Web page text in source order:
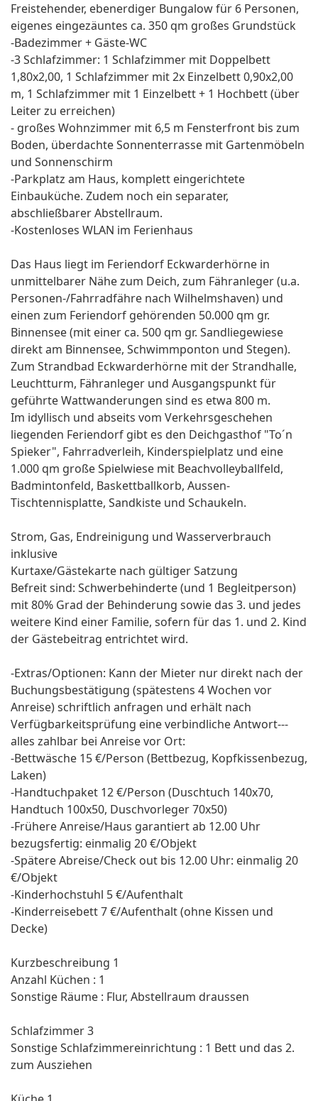
Freistehender, ebenerdiger Bungalow für 6 Personen,
eigenes eingezäuntes ca. 350 qm großes Grundstück
-Badezimmer + Gäste-WC
-3 Schlafzimmer: 1 Schlafzimmer mit Doppelbett
1,80x2,00, 1 Schlafzimmer mit 2x Einzelbett 0,90x2,00
m, 1 Schlafzimmer mit 1 Einzelbett + 1 Hochbett (über
Leiter zu erreichen)
- großes Wohnzimmer mit 6,5 m Fensterfront bis zum
Boden, überdachte Sonnenterrasse mit Gartenmöbeln
und Sonnenschirm
-Parkplatz am Haus, komplett eingerichtete
Einbauküche. Zudem noch ein separater,
abschließbarer Abstellraum.
-Kostenloses WLAN im Ferienhaus
Das Haus liegt im Feriendorf Eckwarderhörne in
unmittelbarer Nähe zum Deich, zum Fähranleger (u.a.
Personen-/Fahrradfähre nach Wilhelmshaven) und
einen zum Feriendorf gehörenden 50.000 qm gr.
Binnensee (mit einer ca. 500 qm gr. Sandliegewiese
direkt am Binnensee, Schwimmponton und Stegen).
Zum Strandbad Eckwarderhörne mit der Strandhalle,
Leuchtturm, Fähranleger und Ausgangspunkt für
geführte Wattwanderungen sind es etwa 800 m.
Im idyllisch und abseits vom Verkehrsgeschehen
liegenden Feriendorf gibt es den Deichgasthof "To´n
Spieker", Fahrradverleih, Kinderspielplatz und eine
1.000 qm große Spielwiese mit Beachvolleyballfeld,
Badmintonfeld, Baskettballkorb, Aussen-
Tischtennisplatte, Sandkiste und Schaukeln.
Strom, Gas, Endreinigung und Wasserverbrauch
inklusive
Kurtaxe/Gästekarte nach gültiger Satzung
Befreit sind: Schwerbehinderte (und 1 Begleitperson)
mit 80% Grad der Behinderung sowie das 3. und jedes
weitere Kind einer Familie, sofern für das 1. und 2. Kind
der Gästebeitrag entrichtet wird.
-Extras/Optionen: Kann der Mieter nur direkt nach der
Buchungsbestätigung (spätestens 4 Wochen vor
Anreise) schriftlich anfragen und erhält nach
Verfügbarkeitsprüfung eine verbindliche Antwort---
alles zahlbar bei Anreise vor Ort:
-Bettwäsche 15 €/Person (Bettbezug, Kopfkissenbezug,
Laken)
-Handtuchpaket 12 €/Person (Duschtuch 140x70,
Handtuch 100x50, Duschvorleger 70x50)
-Frühere Anreise/Haus garantiert ab 12.00 Uhr
bezugsfertig: einmalig 20 €/Objekt
-Spätere Abreise/Check out bis 12.00 Uhr: einmalig 20
€/Objekt
-Kinderhochstuhl 5 €/Aufenthalt
-Kinderreisebett 7 €/Aufenthalt (ohne Kissen und
Decke)
Kurzbeschreibung 1
Anzahl Küchen : 1
Sonstige Räume : Flur, Abstellraum draussen
Schlafzimmer 3
Sonstige Schlafzimmereinrichtung : 1 Bett und das 2.
zum Ausziehen